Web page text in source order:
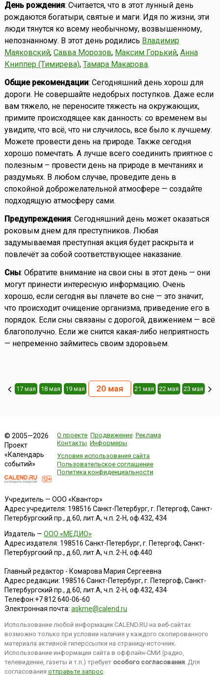
День рождения: Считается, что в этот лунный день
рождаются богатыри, святые и маги. Идя по жизни, эти
люди тянутся ко всему необычному, возвышенному,
непознанному. В этот день родились Владимир
Маяковский, Савва Морозов, Максим Горький, Анна
Книппер (Тимирева), Тамара Макарова.
Общие рекомендации: Сегодняшний день хорош для
дороги. Не совершайте недобрых поступков. Даже если
вам тяжело, не переносите тяжесть на окружающих,
примите происходящее как данность: со временем вы
увидите, что всё, что ни случилось, все было к лучшему.
Можете провести день на природе. Также сегодня
хорошо помечтать. А лучше всего соединить приятное с
полезным – провести день на природе в мечтаниях и
раздумьях. В любом случае, проведите день в
спокойной доброжелательной атмосфере — создайте
подходящую атмосферу сами.
Предупреждения: Сегодняшний день может оказаться
роковым днем для преступников. Любая
задумываемая преступная акция будет раскрыта и
повлечёт за собой соответствующее наказание.
Сны: Обратите внимание на свои сны в этот день — они
могут принести интересную информацию. Очень
хорошо, если сегодня вы плачете во сне — это значит,
что происходит очищение организма, приведение его в
порядок. Если сны связаны с дорогой, движением — всё
благополучно. Если же снится какая-либо неприятность
— непременно займитесь своим здоровьем.
17 мая 18 мая 19 мая 20 мая 21 мая 22 мая 23 мая
© 2005—2026
Проект
«Календарь
событий»
О проекте Продвижение Реклама
Контакты Информеры
Условия использования сайта
Пользовательское соглашение
Политика конфиденциальности
Учредитель — ООО «Квантор»
Адрес учредителя: 198516 Санкт-Петербург, г. Петергоф, Санкт-
Петербургский пр., д.60, лит.А, ч.п. 2-Н, оф.432, 434
Издатель — ООО «МЕДИО»
Адрес издателя: 198516 Санкт-Петербург, г. Петергоф, Санкт-
Петербургский пр., д.60, лит.А, ч.п. 2-Н, оф.440
Главный редактор - Комарова Мария Сергеевна
Адрес редакции: 198516 Санкт-Петербург, г. Петергоф, Санкт-
Петербургский пр., д.60, лит.А, ч.п. 2-Н, оф.432, 434
Телефон:+7 812 640-06-60
Электронная почта: askme@calend.ru
Использование любой информации CALEND.RU на веб-сайтах
возможно только при условии наличия у каждого скопированного
материала активной гиперссылки на страницу-источник.
Использование информации сайта в оффлайн-СМИ (радио,
телевидение, газеты и т.п.) требует особого согласования. Для
согласования отправьте запрос.